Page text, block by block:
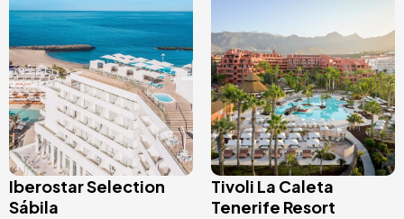
Immagine
Iberostar Selection
Sábila
Immagine
Tivoli La Caleta
Tenerife Resort